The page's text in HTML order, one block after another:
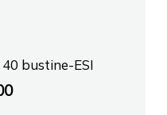
bustine-ESI